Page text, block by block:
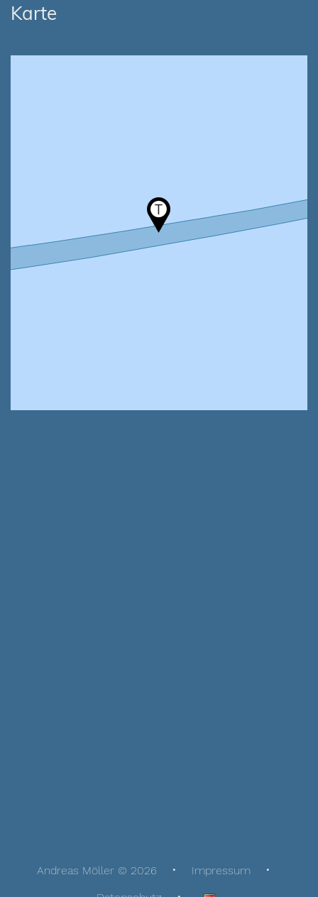
Karte
Andreas Möller © 2026
Impressum